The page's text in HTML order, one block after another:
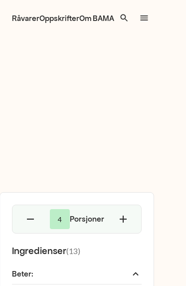
RåvarerOppskrifterOm BAMA
4 Porsjoner
Ingredienser(13)
Beter: